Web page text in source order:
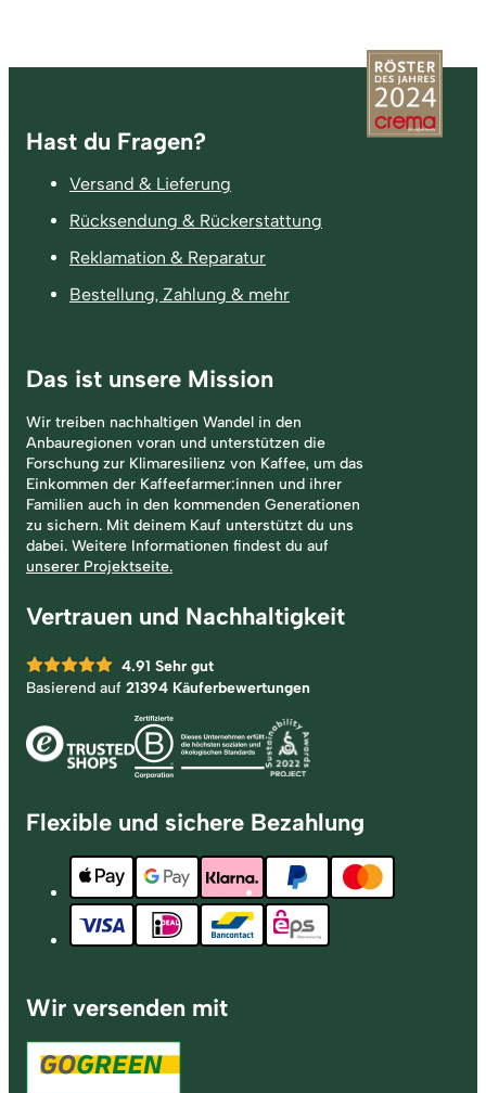
Fußzeile
Hast du Fragen?
Versand & Lieferung
Rücksendung & Rückerstattung
Reklamation & Reparatur
Bestellung, Zahlung & mehr
Das ist unsere Mission
Wir treiben nachhaltigen Wandel in den
Anbauregionen voran und unterstützen die
Forschung zur Klimaresilienz von Kaffee, um das
Einkommen der Kaffeefarmer:innen und ihrer
Familien auch in den kommenden Generationen
zu sichern. Mit deinem Kauf unterstützt du uns
dabei. Weitere Informationen findest du auf
unserer Projektseite.
Vertrauen und Nachhaltigkeit
4.91 Sehr gut
Basierend auf 21394 Käuferbewertungen
Flexible und sichere Bezahlung
Wir versenden mit